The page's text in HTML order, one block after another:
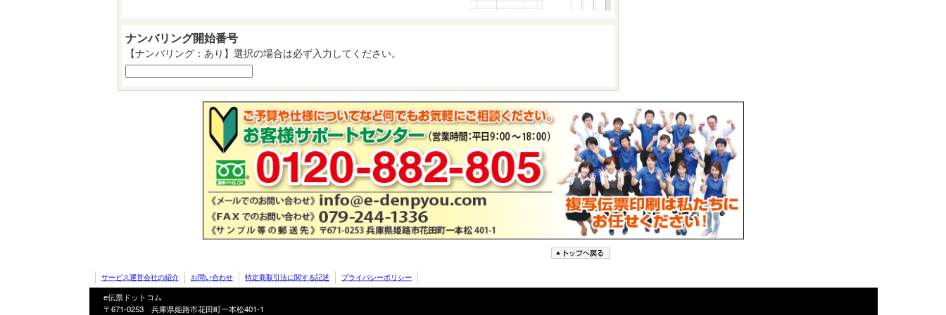
ナンバリング開始番号
【ナンバリング：あり】選択の場合は必ず入力してください。
サービス運営会社の紹介 お問い合わせ 特定商取引法に関する記述 プライバシーポリシー
e伝票ドットコム
〒671-0253 兵庫県姫路市花田町一本松401-1